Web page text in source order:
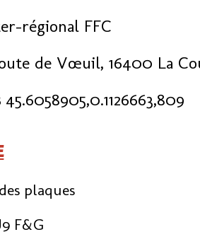
régional FFC
de Vœuil, 16400 La
45.6058905,0.1126663,809
plaques
F&G